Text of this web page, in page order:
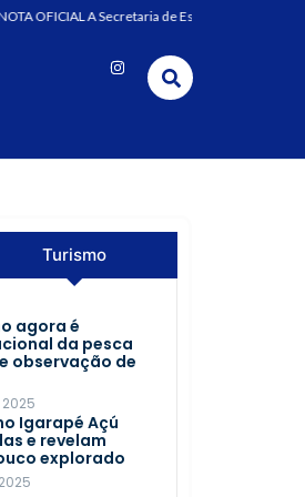
OFICIAL A Secretaria de Estado da Saúde
Turismo
reúne
tarde de
Rua do Hexa
com
Paralimpíadas
agora é
da pesca
observação de
Igarapé Açú
e revelam
explorado